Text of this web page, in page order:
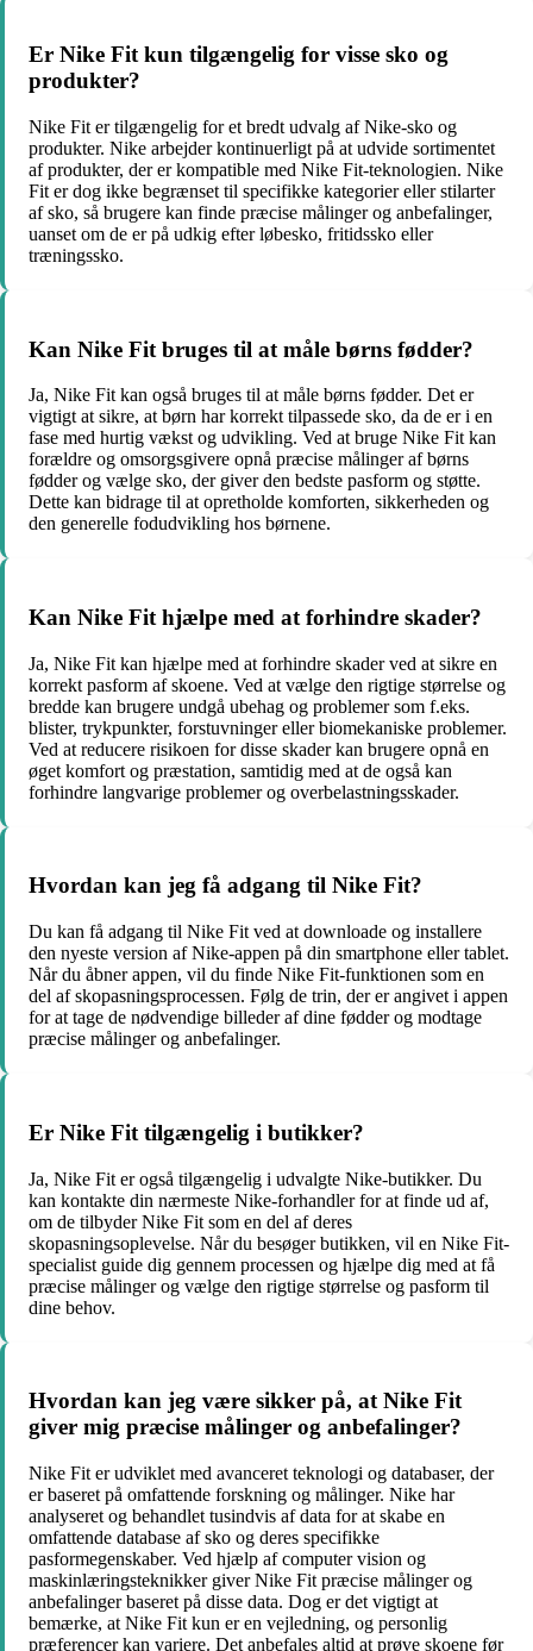
Er Nike Fit kun tilgængelig for visse sko og
produkter?
Nike Fit er tilgængelig for et bredt udvalg af Nike-sko og
produkter. Nike arbejder kontinuerligt på at udvide sortimentet
af produkter, der er kompatible med Nike Fit-teknologien. Nike
Fit er dog ikke begrænset til specifikke kategorier eller stilarter
af sko, så brugere kan finde præcise målinger og anbefalinger,
uanset om de er på udkig efter løbesko, fritidssko eller
træningssko.
Kan Nike Fit bruges til at måle børns fødder?
Ja, Nike Fit kan også bruges til at måle børns fødder. Det er
vigtigt at sikre, at børn har korrekt tilpassede sko, da de er i en
fase med hurtig vækst og udvikling. Ved at bruge Nike Fit kan
forældre og omsorgsgivere opnå præcise målinger af børns
fødder og vælge sko, der giver den bedste pasform og støtte.
Dette kan bidrage til at opretholde komforten, sikkerheden og
den generelle fodudvikling hos børnene.
Kan Nike Fit hjælpe med at forhindre skader?
Ja, Nike Fit kan hjælpe med at forhindre skader ved at sikre en
korrekt pasform af skoene. Ved at vælge den rigtige størrelse og
bredde kan brugere undgå ubehag og problemer som f.eks.
blister, trykpunkter, forstuvninger eller biomekaniske problemer.
Ved at reducere risikoen for disse skader kan brugere opnå en
øget komfort og præstation, samtidig med at de også kan
forhindre langvarige problemer og overbelastningsskader.
Hvordan kan jeg få adgang til Nike Fit?
Du kan få adgang til Nike Fit ved at downloade og installere
den nyeste version af Nike-appen på din smartphone eller tablet.
Når du åbner appen, vil du finde Nike Fit-funktionen som en
del af skopasningsprocessen. Følg de trin, der er angivet i appen
for at tage de nødvendige billeder af dine fødder og modtage
præcise målinger og anbefalinger.
Er Nike Fit tilgængelig i butikker?
Ja, Nike Fit er også tilgængelig i udvalgte Nike-butikker. Du
kan kontakte din nærmeste Nike-forhandler for at finde ud af,
om de tilbyder Nike Fit som en del af deres
skopasningsoplevelse. Når du besøger butikken, vil en Nike Fit-
specialist guide dig gennem processen og hjælpe dig med at få
præcise målinger og vælge den rigtige størrelse og pasform til
dine behov.
Hvordan kan jeg være sikker på, at Nike Fit
giver mig præcise målinger og anbefalinger?
Nike Fit er udviklet med avanceret teknologi og databaser, der
er baseret på omfattende forskning og målinger. Nike har
analyseret og behandlet tusindvis af data for at skabe en
omfattende database af sko og deres specifikke
pasformegenskaber. Ved hjælp af computer vision og
maskinlæringsteknikker giver Nike Fit præcise målinger og
anbefalinger baseret på disse data. Dog er det vigtigt at
bemærke, at Nike Fit kun er en vejledning, og personlig
præferencer kan variere. Det anbefales altid at prøve skoene før